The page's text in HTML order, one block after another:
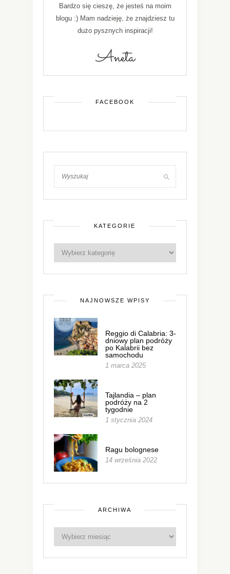
Bardzo się cieszę, że jesteś na moim
blogu :) Mam nadzieję, że znajdziesz tu
dużo pysznych inspiracji!
FACEBOOK
KATEGORIE
NAJNOWSZE WPISY
Reggio di Calabria: 3-
dniowy plan podróży
po Kalabrii bez
samochodu
1 marca 2025
Tajlandia – plan
podróży na 2
tygodnie
1 stycznia 2024
Ragu bolognese
14 września 2022
ARCHIWA